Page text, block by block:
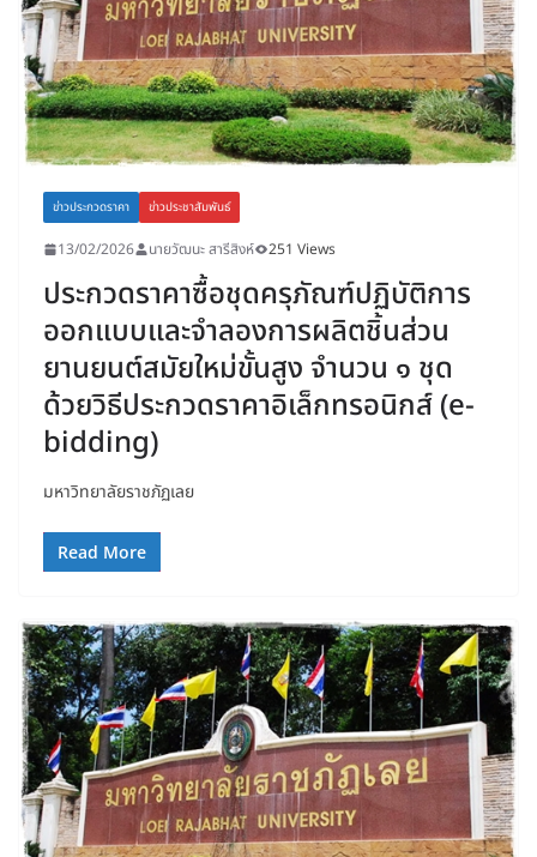
ข่าวประกวดราคา ข่าวประชาสัมพันธ์
13/02/2026 นายวัฒนะ สารีสิงห์ 251 Views
ประกวดราคาซื้อชุดครุภัณฑ์ปฏิบัติการ
ออกแบบและจำลองการผลิตชิ้นส่วน
ยานยนต์สมัยใหม่ขั้นสูง จำนวน ๑ ชุด
ด้วยวิธีประกวดราคาอิเล็กทรอนิกส์ (e-
bidding)
มหาวิทยาลัยราชภัฏเลย
Read More